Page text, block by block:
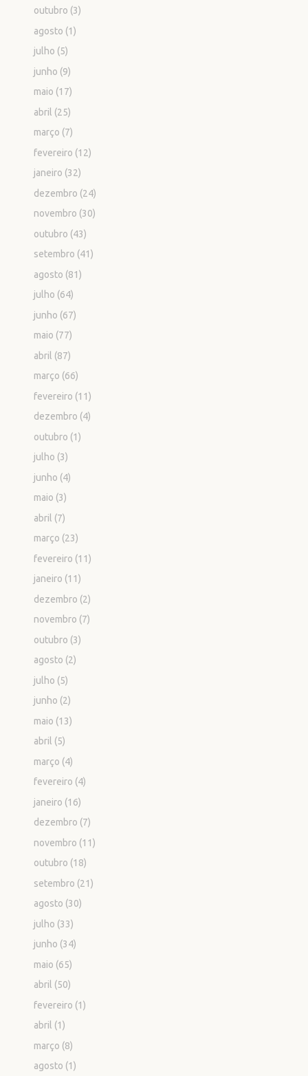
outubro (3)
agosto (1)
julho (5)
junho (9)
maio (17)
abril (25)
março (7)
fevereiro (12)
janeiro (32)
dezembro (24)
novembro (30)
outubro (43)
setembro (41)
agosto (81)
julho (64)
junho (67)
maio (77)
abril (87)
março (66)
fevereiro (11)
dezembro (4)
outubro (1)
julho (3)
junho (4)
maio (3)
abril (7)
março (23)
fevereiro (11)
janeiro (11)
dezembro (2)
novembro (7)
outubro (3)
agosto (2)
julho (5)
junho (2)
maio (13)
abril (5)
março (4)
fevereiro (4)
janeiro (16)
dezembro (7)
novembro (11)
outubro (18)
setembro (21)
agosto (30)
julho (33)
junho (34)
maio (65)
abril (50)
fevereiro (1)
abril (1)
março (8)
agosto (1)